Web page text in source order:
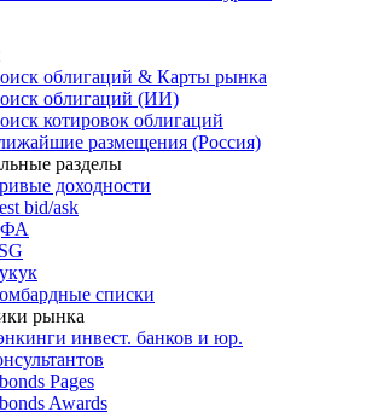
облигаций & Карты рынка
облигаций (ИИ)
котировок облигаций
размещения (Россия)
разделы
доходности
bid/ask
списки
рынка
инвест. банков и юр.
Pages
Awards